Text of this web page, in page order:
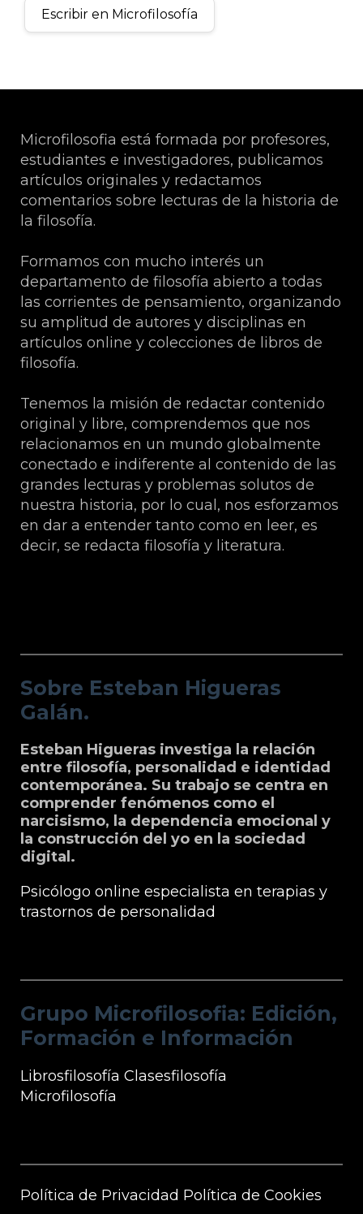
Escribir en Microfilosofía
Microfilosofia está formada por profesores,
estudiantes e investigadores, publicamos
artículos originales y redactamos
comentarios sobre lecturas de la historia de
la filosofía.
Formamos con mucho interés un
departamento de filosofía abierto a todas
las corrientes de pensamiento, organizando
su amplitud de autores y disciplinas en
artículos online y colecciones de libros de
filosofía.
Tenemos la misión de redactar contenido
original y libre, comprendemos que nos
relacionamos en un mundo globalmente
conectado e indiferente al contenido de las
grandes lecturas y problemas solutos de
nuestra historia, por lo cual, nos esforzamos
en dar a entender tanto como en leer, es
decir, se redacta filosofía y literatura.
Sobre Esteban Higueras
Galán.
Esteban Higueras investiga la relación
entre filosofía, personalidad e identidad
contemporánea. Su trabajo se centra en
comprender fenómenos como el
narcisismo, la dependencia emocional y
la construcción del yo en la sociedad
digital.
Psicólogo online especialista en terapias y
trastornos de personalidad
Grupo Microfilosofia: Edición,
Formación e Información
Librosfilosofía Clasesfilosofía
Microfilosofía
Política de Privacidad Política de Cookies